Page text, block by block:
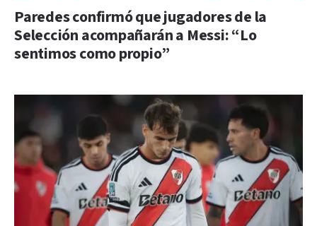
Paredes confirmó que jugadores de la
Selección acompañarán a Messi: “Lo
sentimos como propio”